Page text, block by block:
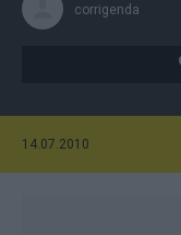
corrigenda
14.07.2010